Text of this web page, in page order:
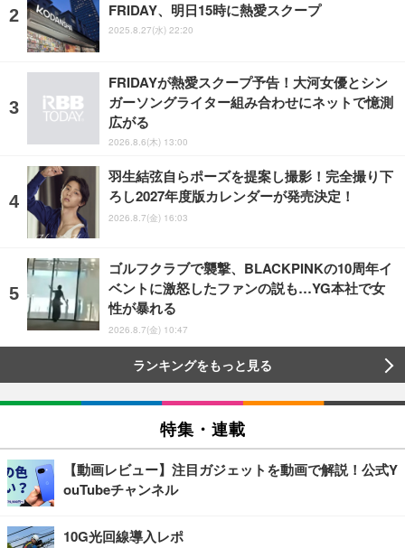
FRIDAY、明日15時に熱愛スクープ
2025.8.27(水) 22:20
FRIDAYが熱愛スクープ予告！大河女優とシン
ガーソングライター組み合わせにネットで憶測
広がる
2026.8.6(木) 13:00
羽生結弦自らポーズを提案し撮影！完全撮り下
ろし2027年度版カレンダーが発売決定！
2026.8.7(金) 16:03
ゴルフクラブで襲撃、BLACKPINKの10周年イ
ベントに激怒したファンの説も…YG本社で女
性が暴れる
2026.8.7(金) 10:47
ランキングをもっと見る
特集・連載
【動画レビュー】注目ガジェットを動画で解説！公式Y
ouTubeチャンネル
10G光回線導入レポ